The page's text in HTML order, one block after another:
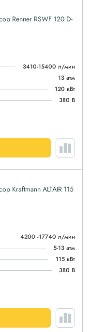
Renner RSWF 120 D-
3410-15400 л/мин
13 атм
120 кВт
380 В
Kraftmann ALTAIR 115
4200 -17740 л/мин
5-13 атм
115 кВт
380 В